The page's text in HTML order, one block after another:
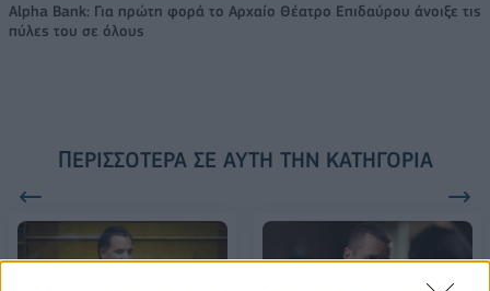
Alpha Bank: Για πρώτη φορά το Αρχαίο Θέατρο Επιδαύρου άνοιξε τις
πύλες του σε όλους
ΠΕΡΙΣΣΌΤΕΡΑ ΣΕ ΑΥΤΉ ΤΗΝ ΚΑΤΗΓΟΡΊΑ